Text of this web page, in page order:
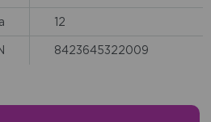
12
8423645322009